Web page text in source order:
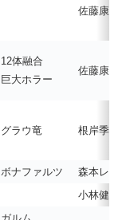
佐藤康
12体融合
巨大ホラー
佐藤康
グラウ竜 根岸季
ボナファルツ
森本レ
小林健